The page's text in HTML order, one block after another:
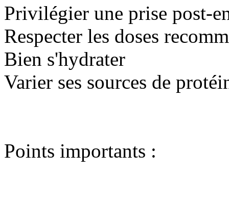
Privilégier une prise post-
Respecter les doses
Bien s'hydrater
Varier ses sources de
Points importants :